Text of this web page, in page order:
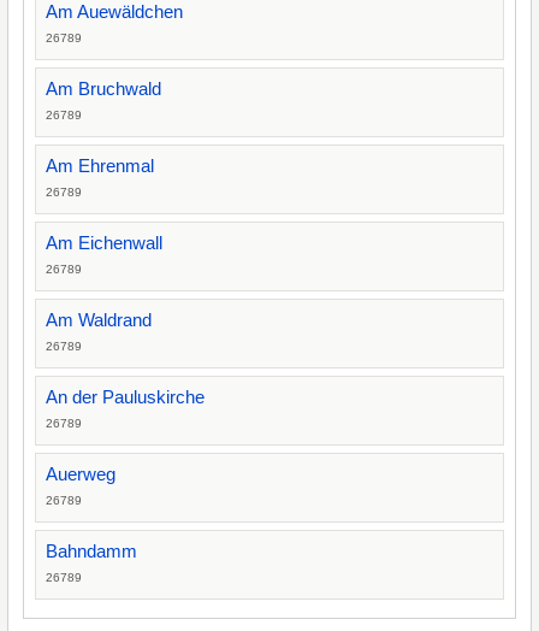
Am Auewäldchen
26789
Am Bruchwald
26789
Am Ehrenmal
26789
Am Eichenwall
26789
Am Waldrand
26789
An der Pauluskirche
26789
Auerweg
26789
Bahndamm
26789